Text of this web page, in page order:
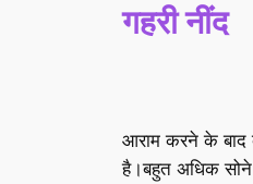
गहरी नींद
आराम करने के बाद
है।बहुत अधिक सोने